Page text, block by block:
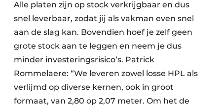
Alle platen zijn op stock verkrijgbaar en dus
snel leverbaar, zodat jij als vakman even snel
aan de slag kan. Bovendien hoef je zelf geen
grote stock aan te leggen en neem je dus
minder investeringsrisico’s. Patrick
Rommelaere: “We leveren zowel losse HPL als
verlijmd op diverse kernen, ook in groot
formaat, van 2,80 op 2,07 meter. Om het de